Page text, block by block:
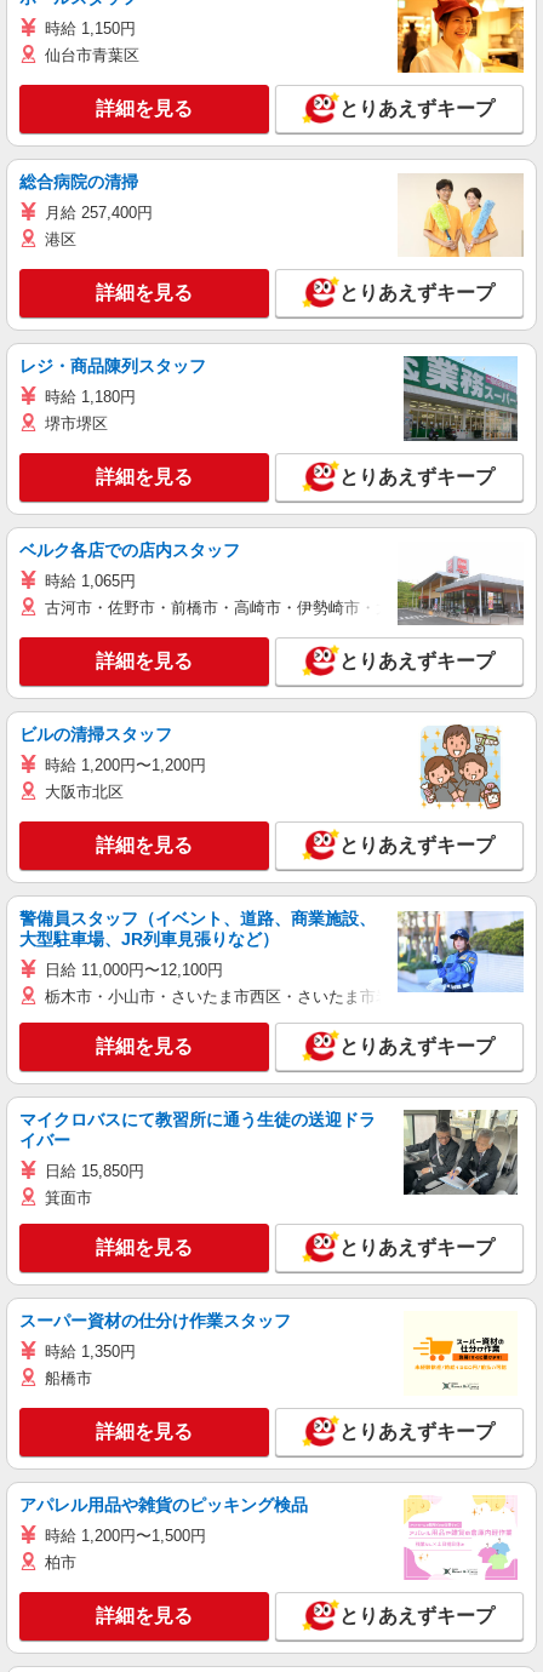
時給 1,150円
仙台市青葉区
詳細を見る とりあえずキープ
総合病院の清掃
月給 257,400円
港区
詳細を見る とりあえずキープ
レジ・商品陳列スタッフ
時給 1,180円
堺市堺区
詳細を見る とりあえずキープ
ベルク各店での店内スタッフ
時給 1,065円
古河市・佐野市・前橋市・高崎市・伊勢崎市・太田市・館林市・藤
詳細を見る とりあえずキープ
ビルの清掃スタッフ
時給 1,200円〜1,200円
大阪市北区
詳細を見る とりあえずキープ
警備員スタッフ（イベント、道路、商業施設、
大型駐車場、JR列車見張りなど）
日給 11,000円〜12,100円
栃木市・小山市・さいたま市西区・さいたま市岩槻区・久喜市・蓮田
詳細を見る とりあえずキープ
マイクロバスにて教習所に通う生徒の送迎ドラ
イバー
日給 15,850円
箕面市
詳細を見る とりあえずキープ
スーパー資材の仕分け作業スタッフ
時給 1,350円
船橋市
詳細を見る とりあえずキープ
アパレル用品や雑貨のピッキング検品
時給 1,200円〜1,500円
柏市
詳細を見る とりあえずキープ